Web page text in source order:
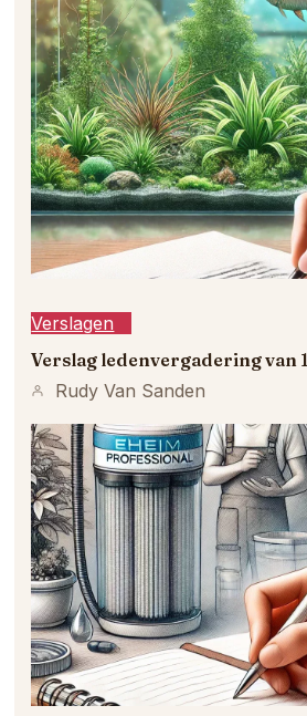
Verslagen
Verslag ledenvergadering van
Rudy Van Sanden